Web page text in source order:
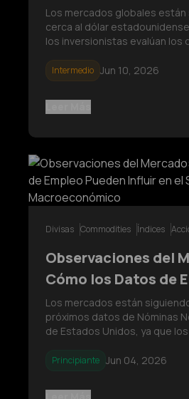
Segunda Mitad de
Los mercados globales
cerca al dólar
los inversionistas evalúan los
políticas de los bancos
las tasas de interés, ambos
Intermedio Jun 10, 2026
Divisas Commodities Índices
Observaciones del
Cómo los Datos de
Pueden Influir en el
Macroeconómico
Los mercados están
próximos datos de Nóminas
de Estados Unidos, ya que
Reserva Federal, el Índice del
mercados bursátiles globales.
Principiante Jun 04, 2026